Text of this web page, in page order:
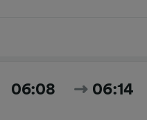
06:08 06:14